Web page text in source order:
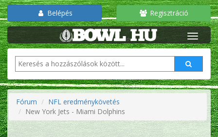
Belépés Regisztráció
Fórum
NFL eredménykövetés
New York Jets - Miami Dolphins